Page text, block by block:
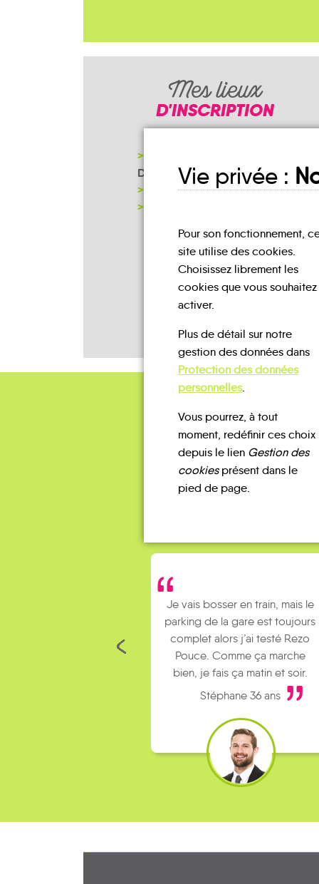
Mes lieux
D'INSCRIPTION
DES CRÊTES PRÉARDENNAIES
MAIRIE
Je vais bosser en train, mais le
parking de la gare est toujours
complet alors j’ai testé Rezo
Pouce. Comme ça marche
bien, je fais ça matin et soir.
Stéphane 36 ans
Vie privée :
Pour son fonctionnement,
site utilise des cookies.
Choisissez librement les
cookies que vous souhaitez
activer.
Plus de détail sur notre
gestion des données dans
Protection des données
personnelles.
Vous pourrez, à tout
moment, redéfinir ces choix
depuis le lien Gestion des
cookiesprésent dans le
pied de page.